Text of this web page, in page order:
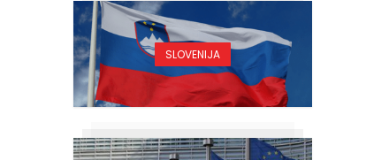
SLOVENIJA